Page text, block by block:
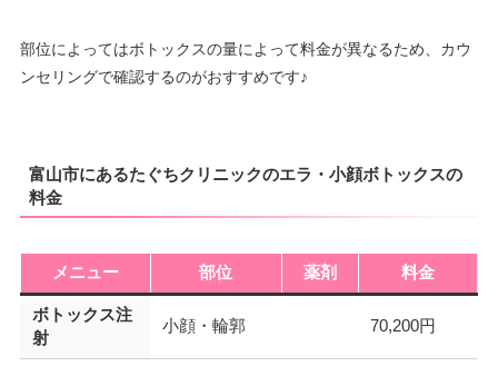
部位によってはボトックスの量によって料金が異なるため、カウ
ンセリングで確認するのがおすすめです♪
富山市にあるたぐちクリニックのエラ・小顔ボトックスの
料金
メニュー 部位 薬剤 料金
ボトックス注
射
小顔・輪郭 70,200円